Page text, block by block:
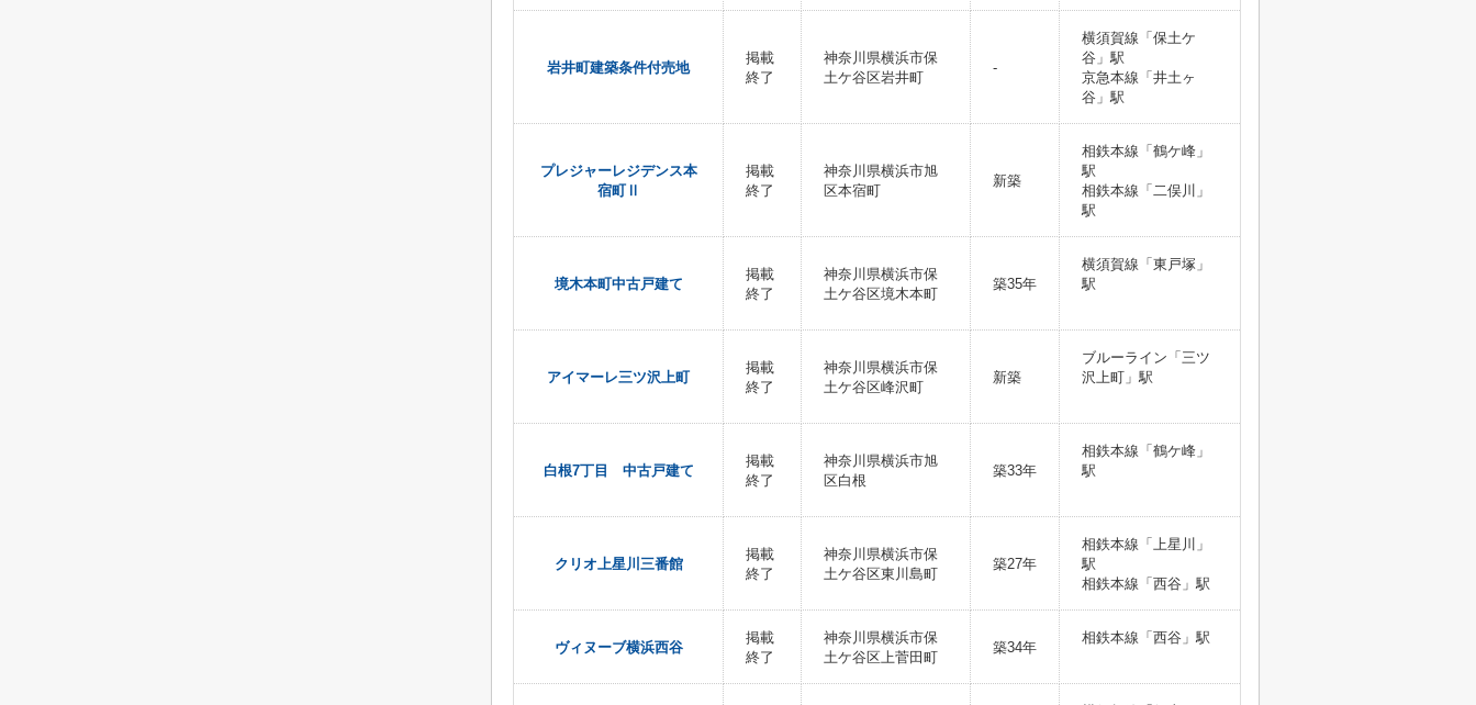
岩井町建築条件付売地
掲載
終了
神奈川県横浜市保
土ケ谷区岩井町
-
横須賀線「保土ケ
谷」駅
京急本線「井土ヶ
谷」駅
プレジャーレジデンス本
宿町Ⅱ
掲載
終了
神奈川県横浜市旭
区本宿町
新築
相鉄本線「鶴ケ峰」
駅
相鉄本線「二俣川」
駅
境木本町中古戸建て
掲載
終了
神奈川県横浜市保
土ケ谷区境木本町
築35年
横須賀線「東戸塚」
駅
アイマーレ三ツ沢上町
掲載
終了
神奈川県横浜市保
土ケ谷区峰沢町
新築
ブルーライン「三ツ
沢上町」駅
白根7丁目 中古戸建て
掲載
終了
神奈川県横浜市旭
区白根
築33年
相鉄本線「鶴ケ峰」
駅
クリオ上星川三番館
掲載
終了
神奈川県横浜市保
土ケ谷区東川島町
築27年
相鉄本線「上星川」
駅
相鉄本線「西谷」駅
ヴィヌーブ横浜西谷
掲載
終了
神奈川県横浜市保
土ケ谷区上菅田町
築34年
相鉄本線「西谷」駅